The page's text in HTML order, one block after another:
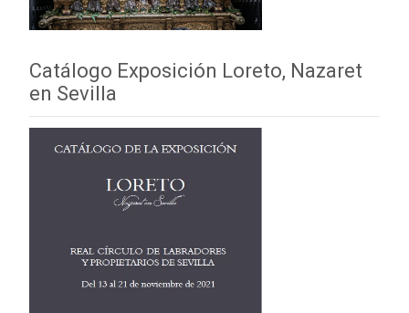
Catálogo Exposición Loreto, Nazaret
en Sevilla